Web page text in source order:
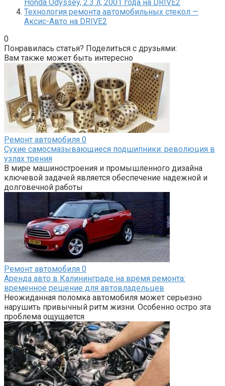
Honda Odyssey, 2.3 л, 2001 года на DRIVE2
Технология ремонта автомобильных стекол —
Аксис-Авто на DRIVE2
0
Понравилась статья? Поделиться с друзьями:
Вам также может быть интересно
Ремонт автомобиля 0
Сухие самосмазывающиеся подшипники: революция в
узлах трения
В мире машиностроения и промышленного дизайна
ключевой задачей является обеспечение надежной и
долговечной работы
Ремонт автомобиля 0
Аренда авто в Калининграде на время ремонта:
временное решение для автовладельцев
Неожиданная поломка автомобиля может серьезно
нарушить привычный ритм жизни. Особенно остро эта
проблема ощущается